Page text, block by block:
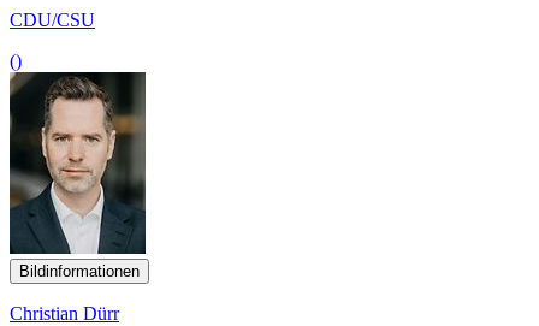
CDU/CSU
()
Bildinformationen
Christian Dürr